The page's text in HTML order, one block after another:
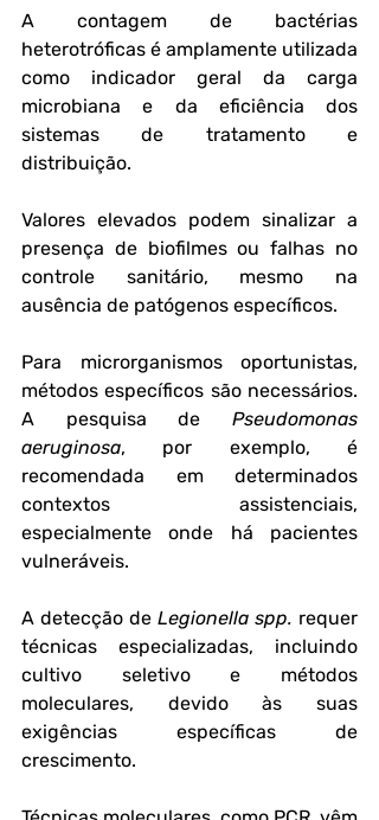
A contagem de bactérias
heterotróficas é amplamente utilizada
como indicador geral da carga
microbiana e da eficiência dos
sistemas de tratamento e
distribuição.
Valores elevados podem sinalizar a
presença de biofilmes ou falhas no
controle sanitário, mesmo na
ausência de patógenos específicos.
Para microrganismos oportunistas,
métodos específicos são necessários.
A pesquisa de Pseudomonas
aeruginosa, por exemplo, é
recomendada em determinados
contextos assistenciais,
especialmente onde há pacientes
vulneráveis.
A detecção de Legionella spp. requer
técnicas especializadas, incluindo
cultivo seletivo e métodos
moleculares, devido às suas
exigências específicas de
crescimento.